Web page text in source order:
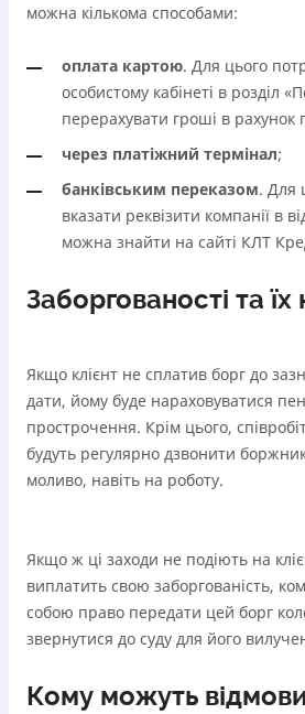
можна кількома способами:
оплата картою. Для цього
особистому кабінеті в розділ
перерахувати гроші в
через платіжний термінал;
банківським переказом. Для
вказати реквізити компанії в
можна знайти на сайті КЛТ
Заборгованості та їх
Якщо клієнт не сплатив борг до
дати, йому буде нараховуватися
прострочення. Крім цього,
будуть регулярно дзвонити
моливо, навіть на роботу.
Якщо ж ці заходи не подіють на
виплатить свою заборгованість,
собою право передати цей борг
звернутися до суду для його
Кому можуть